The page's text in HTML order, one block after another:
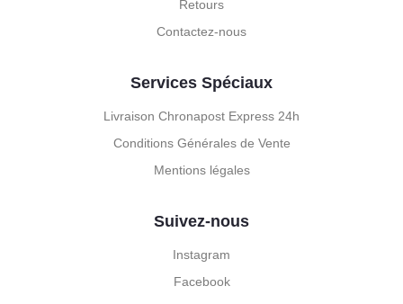
Retours
Contactez-nous
Services Spéciaux
Livraison Chronapost Express 24h
Conditions Générales de Vente
Mentions légales
Suivez-nous
Instagram
Facebook